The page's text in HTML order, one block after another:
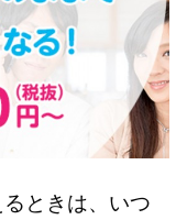
ときは、いつ